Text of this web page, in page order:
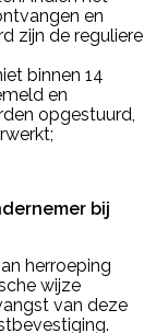
en
zijn de reguliere
binnen 14
en
opgestuurd,
bij
herroeping
wijze
van deze